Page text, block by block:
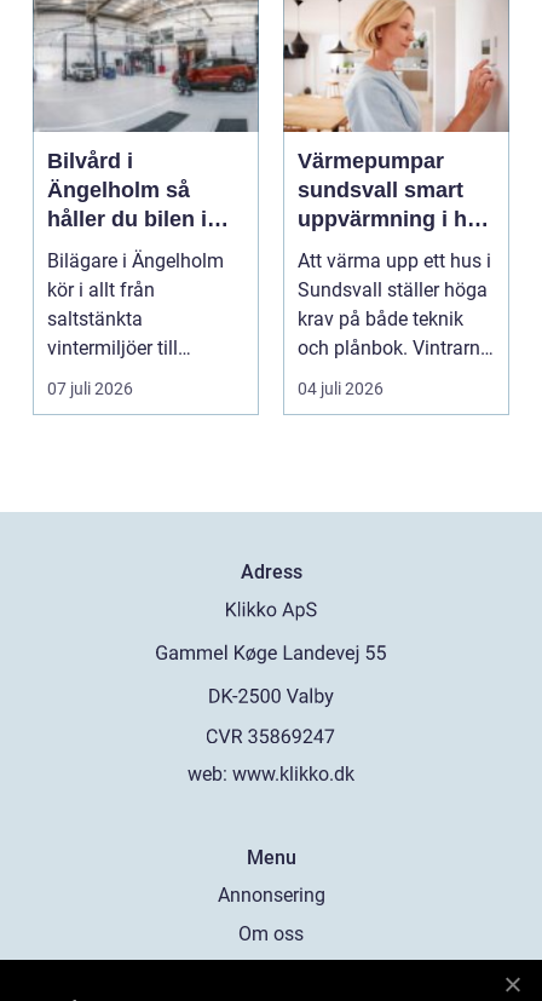
Bilvård i
Ängelholm så
håller du bilen i
toppskick året runt
Bilägare i Ängelholm
kör i allt från
saltstänkta
vintermiljöer till
dammiga
sommarvägar. Bilen
07 juli 2026
Värmepumpar
sundsvall smart
uppvärmning i hårt
klimat
Att värma upp ett hus i
Sundsvall ställer höga
krav på både teknik
och plånbok. Vintrarna
är långa, ...
04 juli 2026
Adress
web: www.klikko.dk
Menu
Annonsering
Om oss